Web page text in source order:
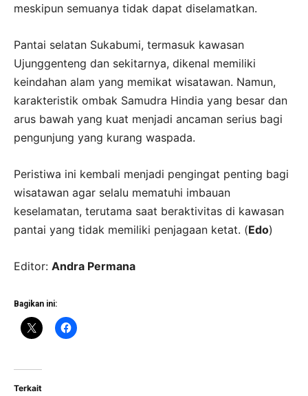
meskipun semuanya tidak dapat diselamatkan.
Pantai selatan Sukabumi, termasuk kawasan
Ujunggenteng dan sekitarnya, dikenal memiliki
keindahan alam yang memikat wisatawan. Namun,
karakteristik ombak Samudra Hindia yang besar dan
arus bawah yang kuat menjadi ancaman serius bagi
pengunjung yang kurang waspada.
Peristiwa ini kembali menjadi pengingat penting bagi
wisatawan agar selalu mematuhi imbauan
keselamatan, terutama saat beraktivitas di kawasan
pantai yang tidak memiliki penjagaan ketat. (Edo)
Editor: Andra Permana
Bagikan ini:
Terkait